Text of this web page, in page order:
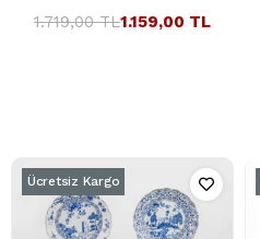
1.159,00 TL
1.719,00 TL
Ücretsiz Kargo